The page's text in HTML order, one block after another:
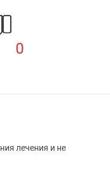
0
лечения и не